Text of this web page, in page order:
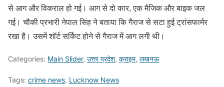
से आग और विकराल हो गई। आग से दो कार, एक मैजिक और बाइक जल
गई। चौकी प्रभारी नेपाल सिंह ने बताया कि गैराज से सटा हुई ट्रांसफार्मर
रखा है। उसमें शॉर्ट सर्किट होने से गैराज में आग लगी थी।
Categories: Main Slider, उत्तर प्रदेश, क्राइम, लखनऊ
Tags: crime news, Lucknow News